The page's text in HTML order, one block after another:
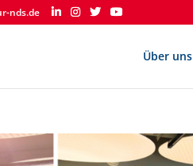
nds.de
Über uns